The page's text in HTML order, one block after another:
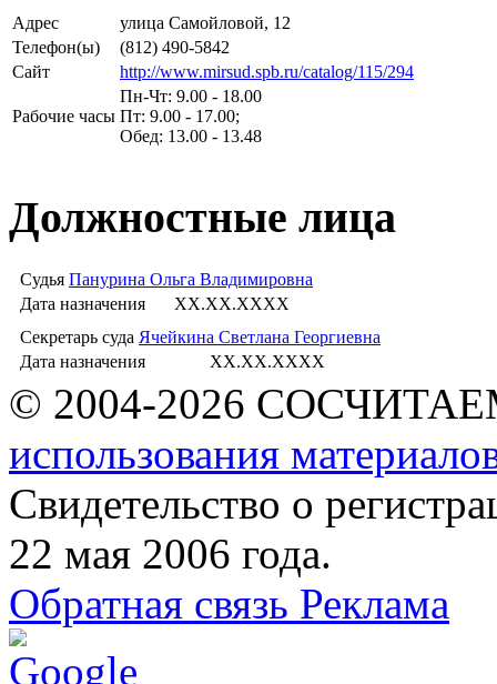
Адрес
улица Самойловой, 12
Телефон(ы)
(812) 490-5842
Сайт
http://www.mirsud.spb.ru/catalog/115/294
Рабочие часы
Пн-Чт: 9.00 - 18.00
Пт: 9.00 - 17.00;
Обед: 13.00 - 13.48
Должностные лица
Судья Панурина Ольга Владимировна
Дата назначения
XX.XX.XXXX
Секретарь суда Ячейкина Светлана Георгиевна
Дата назначения
XX.XX.XXXX
© 2004-2026
использования
Свидетельство о
22 мая 2006 года.
Обратная связь Реклама